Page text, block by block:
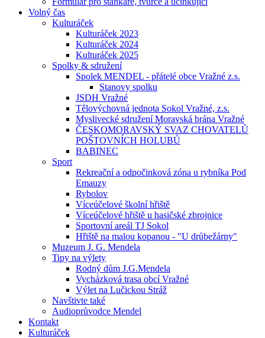
Volný čas
Kulturáček
Kulturáček 2023
Kulturáček 2024
Kulturáček 2025
Spolky & sdružení
Spolek MENDEL - přátelé obce Vražné z.s.
Stanovy spolku
JSDH Vražné
Tělovýchovná jednota Sokol Vražné, z.s.
Myslivecké sdružení Moravská brána Vražné
ČESKOMORAVSKÝ SVAZ CHOVATELŮ
POŠTOVNÍCH HOLUBŮ
BABINEC
Sport
Rekreační a odpočinková zóna u rybníka Pod
Emauzy
Rybolov
Víceúčelové školní hřiště
Víceúčelové hřiště u hasičské zbrojnice
Sportovní areál TJ Sokol
Hřiště na malou kopanou - "U drůbežárny"
Muzeum J. G. Mendela
Tipy na výlety
Rodný dům J.G.Mendela
Vycházková trasa obcí Vražné
Výlet na Lučickou Stráž
Navštivte také
Audioprůvodce Mendel
Kontakt
Kulturáček